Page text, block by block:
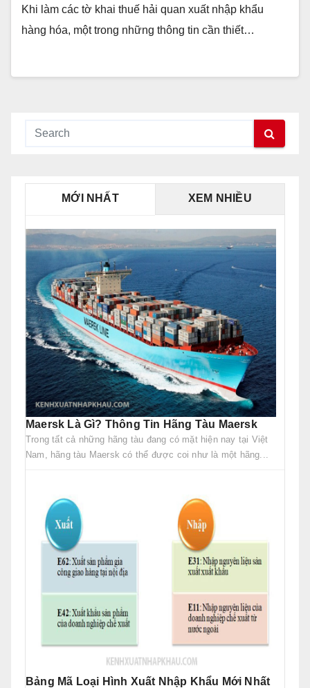
Khi làm các tờ khai thuế hải quan xuất nhập khẩu
hàng hóa, một trong những thông tin cần thiết…
MỚI NHẤT XEM NHIỀU
Maersk Là Gì? Thông Tin Hãng Tàu Maersk
Trong tất cả những hãng tàu đang có mặt hiện nay tại Việt
Nam, hãng tàu Maersk có thể được coi như là một hãng...
Bảng Mã Loại Hình Xuất Nhập Khẩu Mới Nhất